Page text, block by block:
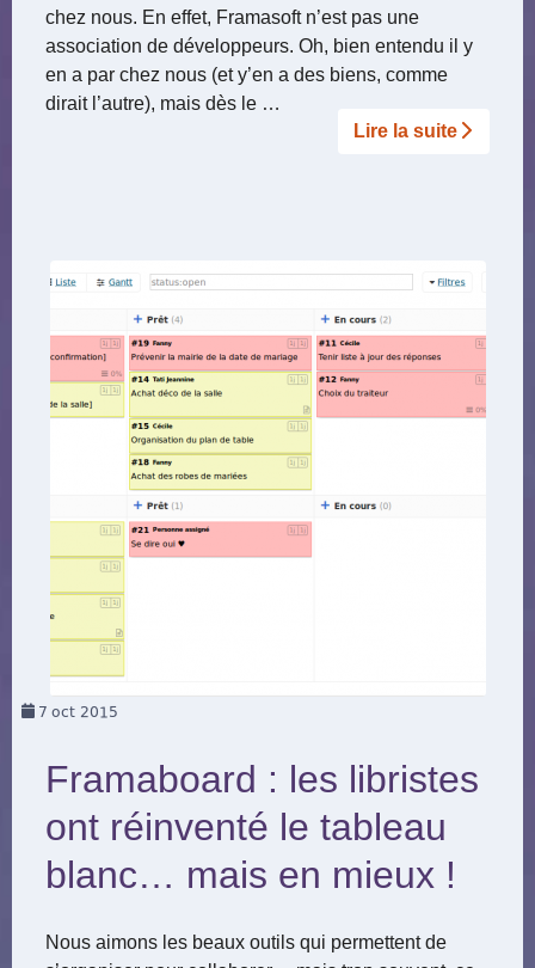
chez nous. En effet, Framasoft n’est pas une
association de développeurs. Oh, bien entendu il y
en a par chez nous (et y’en a des biens, comme
dirait l’autre), mais dès le …
Lire la suite­­
7 oct 2015
Framaboard : les libristes
ont réinventé le tableau
blanc… mais en mieux !
Nous aimons les beaux outils qui permettent de